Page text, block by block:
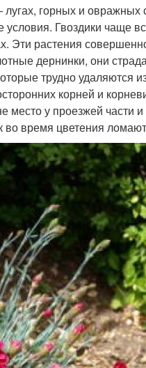
горных и
Гвоздики чаще
Эти растения
дернинки, они
трудно удаляются
корней и
место у проезжей части
во время цветения